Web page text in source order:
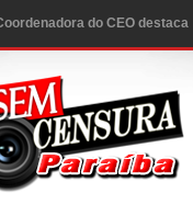
de 40 sorrisos devolvidos à
a saúde bucal em Marí
da Paraíba faz reunião